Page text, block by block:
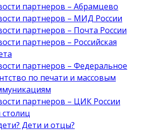
партнеров – Абрамцево
партнеров – МИД России
партнеров – Почта России
партнеров – Российская
партнеров – Федеральное
по печати и массовым
партнеров – ЦИК России
Дети и отцы?